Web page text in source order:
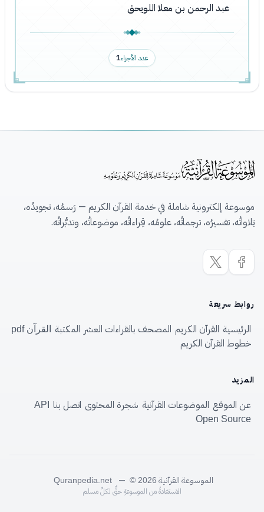
عبد الرحمن بن معلا اللويحق
عدد الأجزاء1
موسوعة إلكترونية شاملة في خدمة القرآن الكريم — رَسمُه، تجويدُه،
تِلاواتُه، تفسيرُه، ترجماتُه، علومُه، قِراءاتُه، موضوعاتُه، وتدبُّراتُه.
روابط سريعة
الرئيسية القرآن الكريم المصحف بالقراءات العشر المكتبة القرآن pdf
خطوط القرآن الكريم
المزيد
عن الموقع الموضوعات القرآنية شجرة المحتوى اتصل بنا
API
Open Source
الموسوعة القرآنية Quranpedia.net — © 2026
الاستفادةُ من الموسوعةِ حقٌّ لكلِّ مسلم